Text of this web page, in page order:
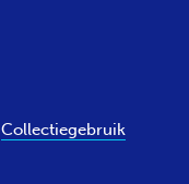
Collectiegebruik